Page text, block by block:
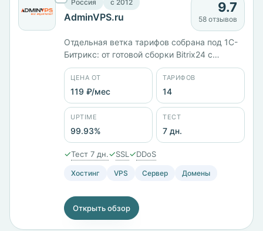
Россия c 2012
AdminVPS.ru
9.7
58 отзывов
Отдельная ветка тарифов собрана под 1С-
Битрикс: от готовой сборки Bitrix24 с
интернет-магазином и CRM за 1529 ₽/мес
до Lite 1С-Битрикс за 449 ₽/мес. Всего 14
тарифов, минимальная цена в каталоге —
119 ₽/мес. Шесть стран размещения:
Россия, Казахстан, Беларусь, Германия,
Нидерланды, Финляндия. Панели на выбор
— ISPmanager, Plesk, WHMCS. Тест 7 дней,
заявленный uptime 99,93%.
ЦЕНА ОТ
119 ₽/мес
ТАРИФОВ
14
UPTIME
99.93%
ТЕСТ
7 дн.
✓Тест 7 дн.✓SSL ✓DDoS
Хостинг VPS Сервер Домены
Открыть обзор